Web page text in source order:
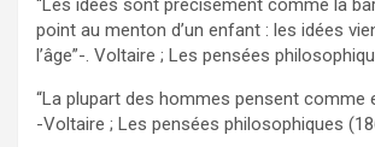
“Les idées sont précisement comme la
point au menton d’un enfant : les idées
l’âge”-. Voltaire ; Les pensées
“La plupart des hommes pensent comme
-Voltaire ; Les pensées philosophiques